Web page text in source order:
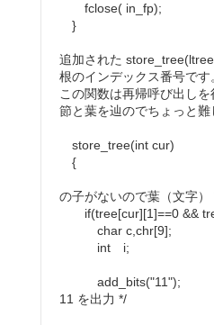
fclose( in_fp);
}
追加された
根のインデックス番号です
この関数は再帰呼び出し
節と葉を辿のでちょっと難
store_tree(int cur)
{
/*
の子がないので葉（文字）
if(tree[cur][1]==0 &&
char c,chr[9];
int i;
11 を出力 */